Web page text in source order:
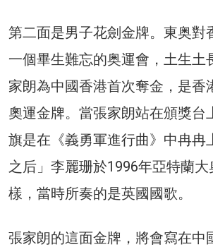
第二面是男子花劍金牌。東奥對
一個畢生難忘的奥運會，土生土
家朗為中國香港首次奪金，是香
奧運金牌。當張家朗站在頒獎台
旗是在《義勇軍進行曲》中冉冉
之后」李麗珊於1996年亞特蘭
樣，當時所奏的是英國國歌。
張家朗的這面金牌，將會寫在中